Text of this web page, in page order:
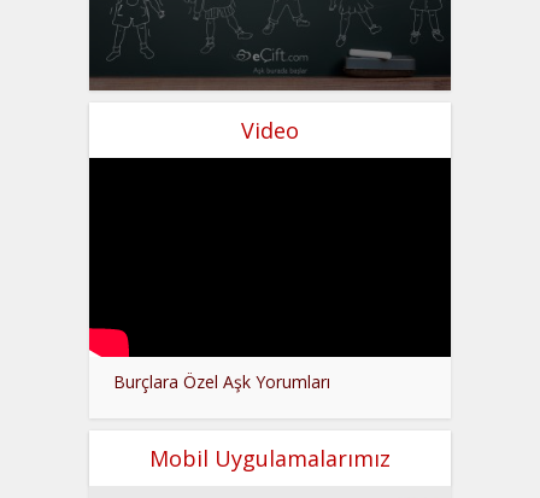
Video
Burçlara Özel Aşk Yorumları
Mobil Uygulamalarımız